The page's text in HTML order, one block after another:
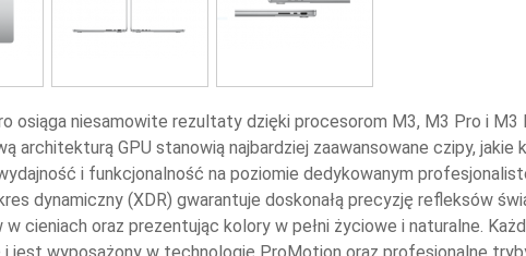
osiąga niesamowite rezultaty dzięki procesorom M3, M3 Pro i M3
architekturą GPU stanowią najbardziej zaawansowane czipy, jakie
i funkcjonalność na poziomie dedykowanym
dynamiczny (XDR) gwarantuje doskonałą precyzję refleksów
cieniach oraz prezentując kolory w pełni życiowe i naturalne.